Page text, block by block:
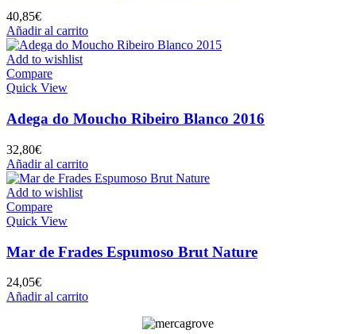
40,85€
Añadir al carrito
Add to wishlist
Compare
Quick View
Adega do Moucho Ribeiro Blanco 2016
32,80€
Añadir al carrito
Add to wishlist
Compare
Quick View
Mar de Frades Espumoso Brut Nature
24,05€
Añadir al carrito